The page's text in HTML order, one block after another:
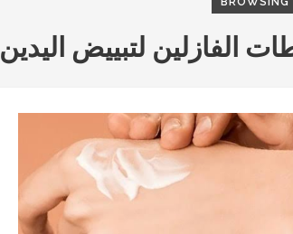
الفازلين لتبييض اليدين